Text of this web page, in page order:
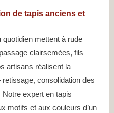
de tapis anciens et
mettent à rude
clairsemées, fils
artisans réalisent la
consolidation des
expert en tapis
motifs et aux couleurs d’un